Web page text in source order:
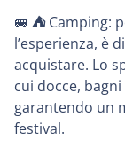
🚐 ⛺️Camping:
l’esperienza, è
acquistare. Lo
cui docce,
garantendo un
festival.